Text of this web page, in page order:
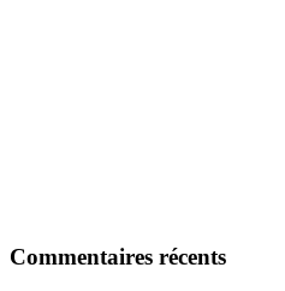
Commentaires récents